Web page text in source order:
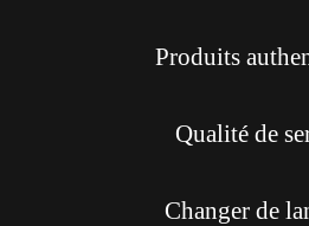
Produits
Qualité de
Changer de